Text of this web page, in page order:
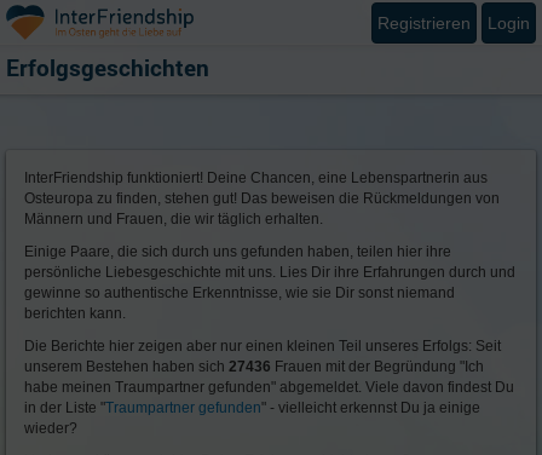
InterFriendship funktioniert! Deine Chancen, eine Lebenspartnerin aus
Osteuropa zu finden, stehen gut! Das beweisen die Rückmeldungen von
Männern und Frauen, die wir täglich erhalten.
Einige Paare, die sich durch uns gefunden haben, teilen hier ihre
persönliche Liebesgeschichte mit uns. Lies Dir ihre Erfahrungen durch und
gewinne so authentische Erkenntnisse, wie sie Dir sonst niemand
berichten kann.
Die Berichte hier zeigen aber nur einen kleinen Teil unseres Erfolgs: Seit
unserem Bestehen haben sich 27436 Frauen mit der Begründung "Ich
habe meinen Traumpartner gefunden" abgemeldet. Viele davon findest Du
in der Liste "Traumpartner gefunden" - vielleicht erkennst Du ja einige
wieder?
Erfolgsgeschichten
Registrieren Login